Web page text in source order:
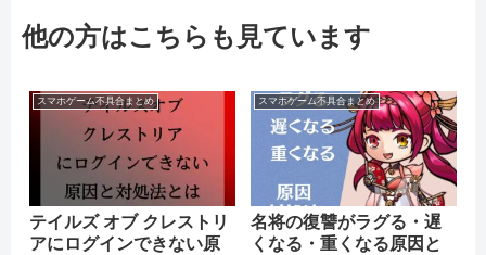
他の方はこちらも見ています
スマホゲーム不具合まとめ
テイルズ オブ クレストリ
アにログインできない原
スマホゲーム不具合まとめ
名将の復讐がラグる・遅
くなる・重くなる原因と